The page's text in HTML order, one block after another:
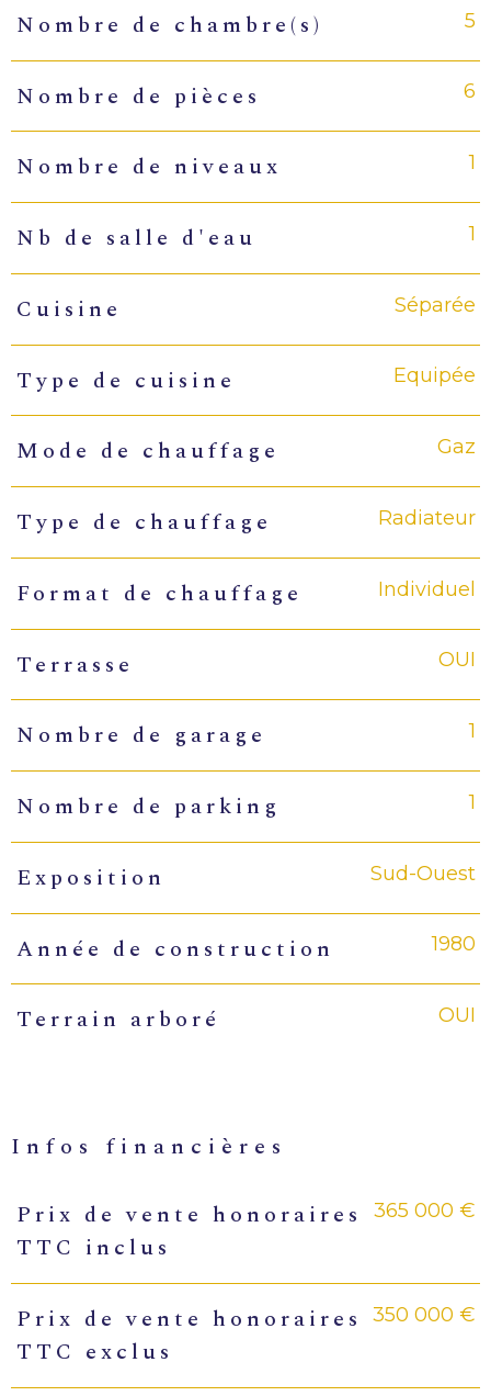
Nombre de chambre(s) 5
Nombre de pièces 6
Nombre de niveaux 1
Nb de salle d'eau 1
Cuisine Séparée
Type de cuisine Equipée
Mode de chauffage Gaz
Type de chauffage Radiateur
Format de chauffage Individuel
Terrasse OUI
Nombre de garage 1
Nombre de parking 1
Exposition Sud-Ouest
Année de construction 1980
Terrain arboré OUI
infos financières
Caractéristiques Valeurs
Prix de vente honoraires
TTC inclus
365 000 €
Prix de vente honoraires
TTC exclus
350 000 €